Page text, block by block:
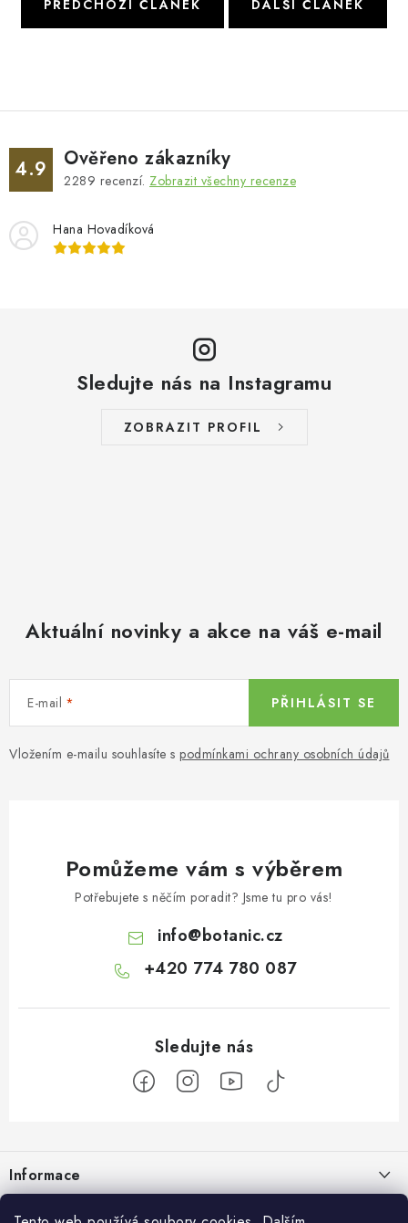
PŘEDCHOZÍ ČLÁNEK DALŠÍ ČLÁNEK
4.9 Ověřeno zákazníky
2289 recenzí. Zobrazit všechny recenze
Hana Hovadíková
Sledujte nás na Instagramu
ZOBRAZIT PROFIL
Aktuální novinky a akce na váš e-mail
E-mail
Vložením e-mailu souhlasíte s podmínkami ochrany osobních údajů
PŘIHLÁSIT SE
Pomůžeme vám s výběrem
Potřebujete s něčím poradit? Jsme tu pro vás!
info@botanic.cz
+420 774 780 087
p
a
Informace